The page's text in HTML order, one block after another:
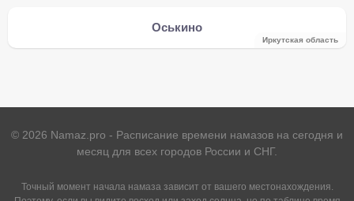
Оськино
Иркутская область
© 2026 Namaz.pro - Расписание времени намазов на сегодня и
месяц для всех городов России и СНГ.
Точный момент начала намаза зависит от вашего местонахождения.